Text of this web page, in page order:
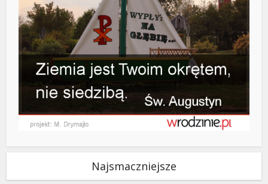
Najsmaczniejsze